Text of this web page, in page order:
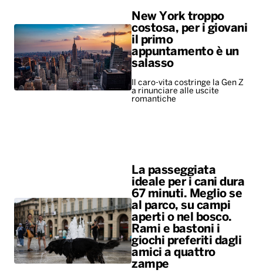
New York troppo
costosa, per i giovani
il primo
appuntamento è un
salasso
Il caro-vita costringe la Gen Z
a rinunciare alle uscite
romantiche
La passeggiata
ideale per i cani dura
67 minuti. Meglio se
al parco, su campi
aperti o nel bosco.
Rami e bastoni i
giochi preferiti dagli
amici a quattro
zampe